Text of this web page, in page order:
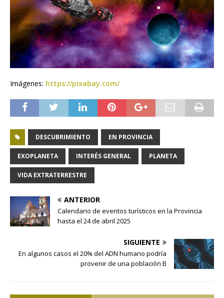
Imágenes: https://pixabay.com/
DESCUBRIMIENTO EN PROVINCIA
EXOPLANETA INTERÉS GENERAL PLANETA
VIDA EXTRATERRESTRE
ANTERIOR
Calendario de eventos turísticos en la Provincia
hasta el 24 de abril 2025
SIGUIENTE
En algunos casos el 20% del ADN humano podría
provenir de una población B